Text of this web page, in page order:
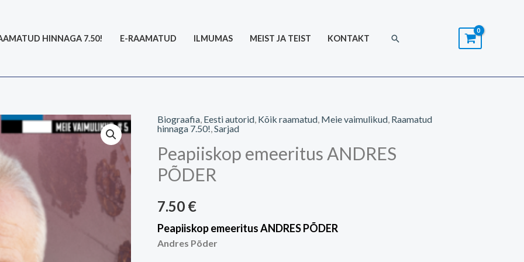
HINNAGA 7.50! E-RAAMATUD ILMUMAS MEIST JA TEIST KONTAKT Search
Biograafia, Eesti autorid, Kõik raamatud, Meie vaimulikud, Raamatud
hinnaga 7.50!,Sarjad
Peapiiskop emeeritus ANDRES
PÕDER
7.50 €
Peapiiskop emeeritus ANDRES PÕDER
Andres Põder
Peapiiskop
ANDRES
PÕDER